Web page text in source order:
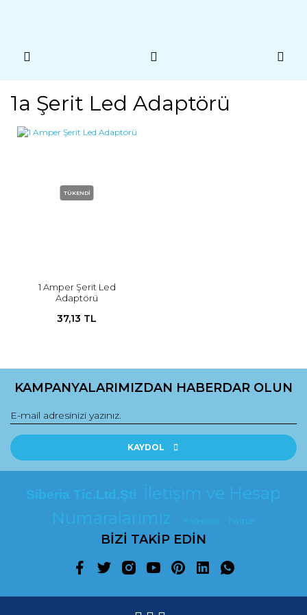
1a Şerit Led Adaptörü
TÜKENDİ
1 Amper Şerit Led
Adaptörü
37,13 TL
KAMPANYALARIMIZDAN HABERDAR OLUN
KAYDOL
Siberia Tic.Ltd.Şti
İletişim ve Hesap
Numaralarımız
Facebook Twitter
BİZİ TAKİP EDİN